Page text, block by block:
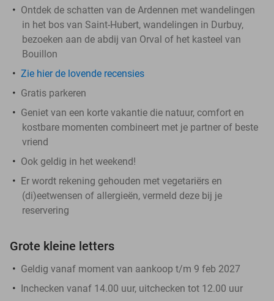
Ontdek de schatten van de Ardennen met wandelingen
in het bos van Saint-Hubert, wandelingen in Durbuy,
bezoeken aan de abdij van Orval of het kasteel van
Bouillon
Zie hier de lovende recensies
Gratis parkeren
Geniet van een korte vakantie die natuur, comfort en
kostbare momenten combineert met je partner of beste
vriend
Ook geldig in het weekend!
Er wordt rekening gehouden met vegetariërs en
(di)eetwensen of allergieën, vermeld deze bij je
reservering
Grote kleine letters
Geldig vanaf moment van aankoop t/m 9 feb 2027
Inchecken vanaf 14.00 uur, uitchecken tot 12.00 uur